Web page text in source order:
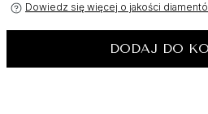
Dowiedz się więcej o jakości
DODAJ DO